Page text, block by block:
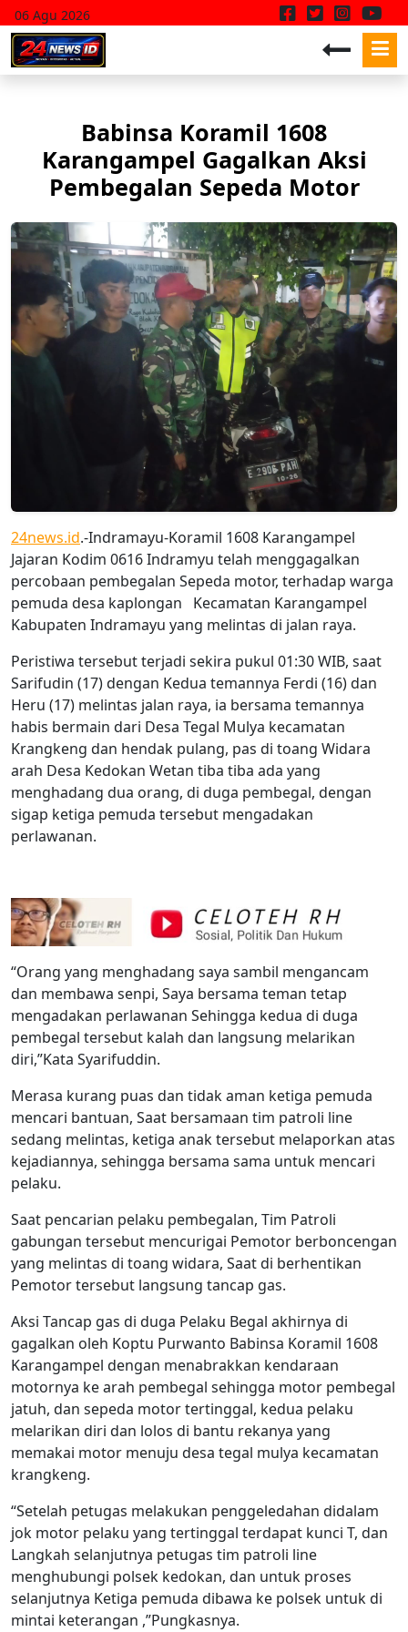
06 Agu 2026
Babinsa Koramil 1608
Karangampel Gagalkan Aksi
Pembegalan Sepeda Motor
24news.id.-Indramayu-Koramil 1608 Karangampel
Jajaran Kodim 0616 Indramyu telah menggagalkan
percobaan pembegalan Sepeda motor, terhadap warga
pemuda desa kaplongan Kecamatan Karangampel
Kabupaten Indramayu yang melintas di jalan raya.
Peristiwa tersebut terjadi sekira pukul 01:30 WIB, saat
Sarifudin (17) dengan Kedua temannya Ferdi (16) dan
Heru (17) melintas jalan raya, ia bersama temannya
habis bermain dari Desa Tegal Mulya kecamatan
Krangkeng dan hendak pulang, pas di toang Widara
arah Desa Kedokan Wetan tiba tiba ada yang
menghadang dua orang, di duga pembegal, dengan
sigap ketiga pemuda tersebut mengadakan
perlawanan.
“Orang yang menghadang saya sambil mengancam
dan membawa senpi, Saya bersama teman tetap
mengadakan perlawanan Sehingga kedua di duga
pembegal tersebut kalah dan langsung melarikan
diri,”Kata Syarifuddin.
Merasa kurang puas dan tidak aman ketiga pemuda
mencari bantuan, Saat bersamaan tim patroli line
sedang melintas, ketiga anak tersebut melaporkan atas
kejadiannya, sehingga bersama sama untuk mencari
pelaku.
Saat pencarian pelaku pembegalan, Tim Patroli
gabungan tersebut mencurigai Pemotor berboncengan
yang melintas di toang widara, Saat di berhentikan
Pemotor tersebut langsung tancap gas.
Aksi Tancap gas di duga Pelaku Begal akhirnya di
gagalkan oleh Koptu Purwanto Babinsa Koramil 1608
Karangampel dengan menabrakkan kendaraan
motornya ke arah pembegal sehingga motor pembegal
jatuh, dan sepeda motor tertinggal, kedua pelaku
melarikan diri dan lolos di bantu rekanya yang
memakai motor menuju desa tegal mulya kecamatan
krangkeng.
“Setelah petugas melakukan penggeledahan didalam
jok motor pelaku yang tertinggal terdapat kunci T, dan
Langkah selanjutnya petugas tim patroli line
menghubungi polsek kedokan, dan untuk proses
selanjutnya Ketiga pemuda dibawa ke polsek untuk di
mintai keterangan ,”Pungkasnya.